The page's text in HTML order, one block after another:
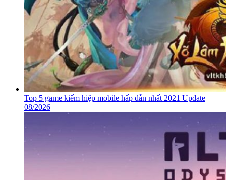
Top 5 game kiếm hiệp mobile hấp dẫn nhất 2021 Update
08/2026